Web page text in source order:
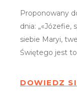
Proponowany
dnia: „«Józefie,
siebie Maryi,
Świętego jest
DOWIEDZ